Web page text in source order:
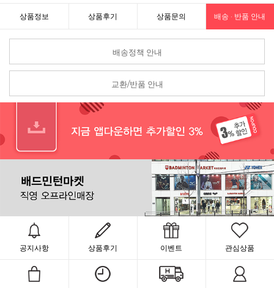
상품정보 상품후기 상품문의 배송 · 반품 안내
배송정책 안내
교환/반품 안내
공지사항 상품후기 이벤트 관심상품